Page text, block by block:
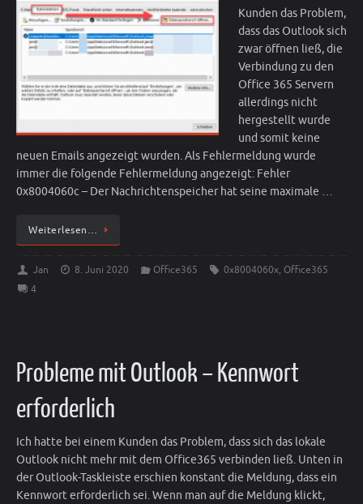
Kunden das Problem,
dass das Outlook sich
zwar öffnen ließ, die
Verbindung zu den
Office 365 Servern
allerdings nicht
hergestellt wurde
und somit keine
neuen Emails angezeigt wurden. Als Fehlermeldung wurde
immer die folgende Fehlermeldung angezeigt: Fehler
0x8004060c – Der Nachrichtenspeicher hat seine maximale …
Weiterlesen…
Jan 8. Juni 2020 Office365 0x8004060x,Office365
4
Probleme mit Outlook – Kennwort
erforderlich
Ich hatte bei einem Kunden das Problem, dass sich das lokale
Outlook nicht mehr mit dem Office365 verbinden ließ. Unten in
der Outlook-Taskleiste erschien konstant die Meldung, dass ein
Kennwort erforderlich sei. Wenn man auf die Meldung klickt,